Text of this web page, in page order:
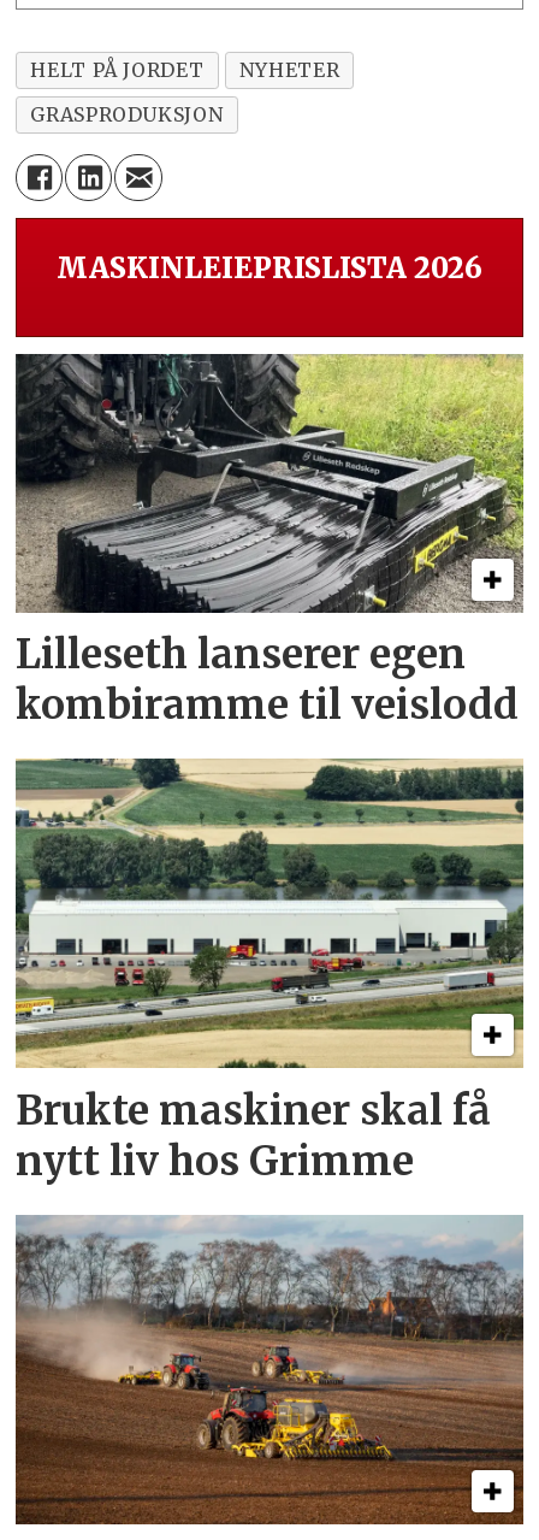
HELT PÅ JORDET
NYHETER
GRASPRODUKSJON
MASKINLEIEPRISLISTA 2026
Lilleseth lanserer egen
kombi­ramme til veislodd
Brukte maskiner skal få
nytt liv hos Grimme